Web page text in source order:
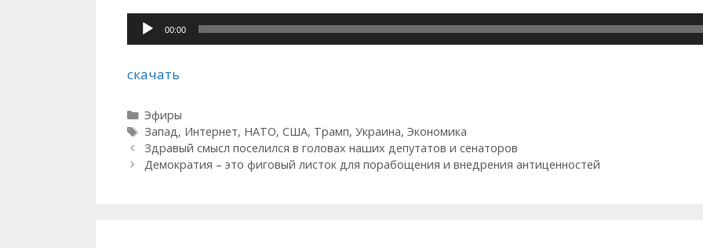
Аудиоплеер
00:00
скачать
Рубрики
Эфиры
Метки
Запад , Интернет, НАТО, США, Трамп, Украина, Экономика
Здравый смысл поселился в головах наших депутатов и сенаторов
Демократия – это фиговый листок для порабощения и внедрения антиценностей